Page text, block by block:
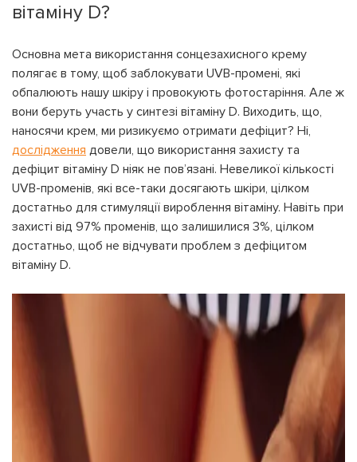
вітаміну D?
Основна мета використання сонцезахисного крему
полягає в тому, щоб заблокувати UVB-промені, які
обпалюють нашу шкіру і провокують фотостаріння. Але ж
вони беруть участь у синтезі вітаміну D. Виходить, що,
наносячи крем, ми ризикуємо отримати дефіцит? Ні,
дослідження довели, що використання захисту та
дефіцит вітаміну D ніяк не пов’язані. Невеликої кількості
UVB-променів, які все-таки досягають шкіри, цілком
достатньо для стимуляції вироблення вітаміну. Навіть при
захисті від 97% променів, що залишилися 3%, цілком
достатньо, щоб не відчувати проблем з дефіцитом
вітаміну D.